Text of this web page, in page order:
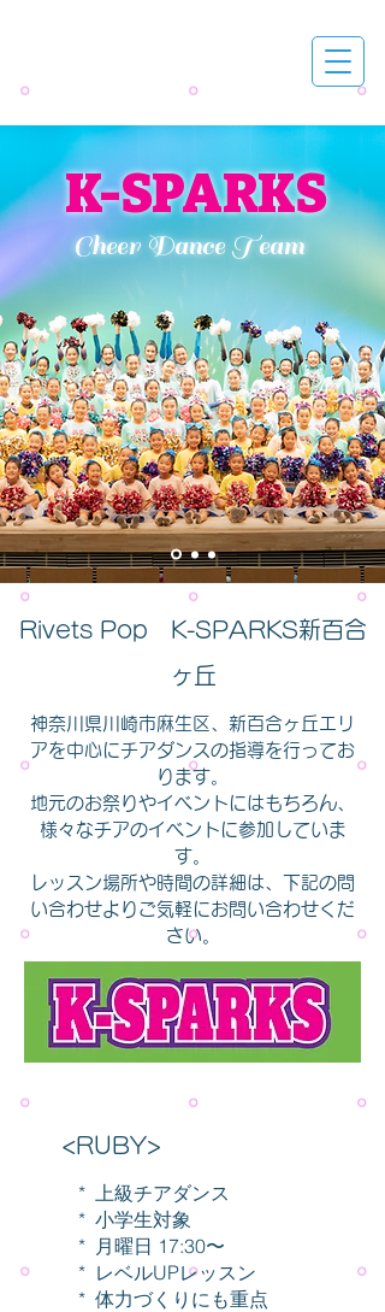
K-SPARKS​
Cheer Dance Team
Rivets Pop K-SPARKS新百合
ヶ丘
神奈川県川崎市麻生区、新百合ヶ丘エリ
アを中心にチアダンスの指導を行ってお
ります。
​地元のお祭りやイベントにはもちろん、
様々なチアのイベントに参加していま
す。
レッスン場所や時間の詳細は、下記の問
い合わせよりご気軽にお問い合わせくだ
さい。
<RUBY>
* 上級チアダンス
* 小学生対象
* 月曜日 17:30〜
* レベルUPレッスン
* 体力づくりにも重点